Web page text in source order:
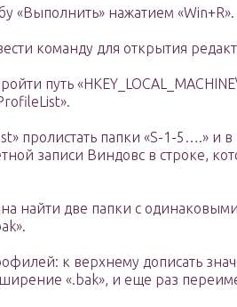
«Выполнить» нажатием «Win+R».
команду для открытия
путь
пролистать папки «S-1-5….» и
записи Виндовс в строке,
найти две папки с
к верхнему дописать
«.bak», и еще раз